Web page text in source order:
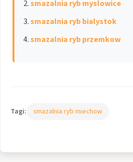
smazalnia ryb myslowice
smazalnia ryb bialystok
smazalnia ryb przemkow
Tagi: smazalnia ryb miechow